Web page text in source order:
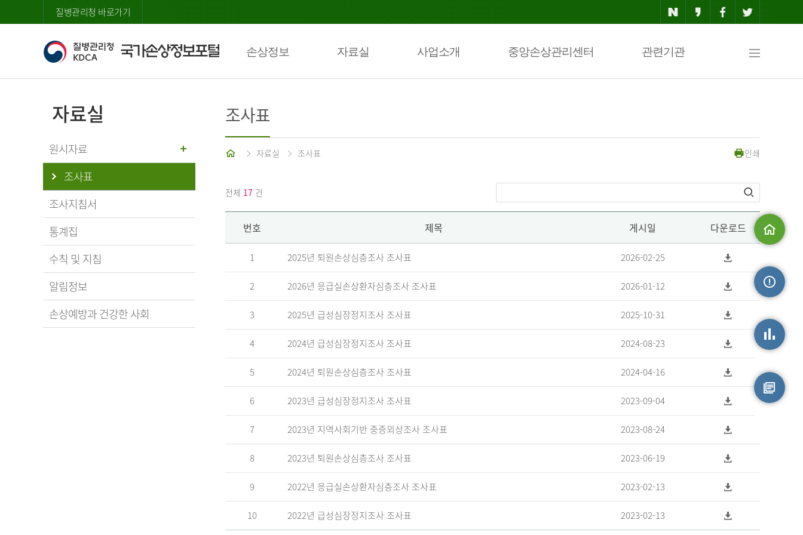
질병관리청 바로가기
손상정보 자료실 사업소개 중앙손상관리센터 관련기관
맵
자료실
원시자료
조사표
조사지침서
통계집
수칙 및 지침
알림정보
손상예방과 건강한 사회
조사표
홈 자료실 조사표 인쇄
전체 17 건
번호 제목 게시일 다운로드
1 2025년 퇴원손상심층조사 조사표 2026-02-25
2 2026년 응급실손상환자심층조사 조사표 2026-01-12
3 2025년 급성심장정지조사 조사표 2025-10-31
4 2024년 급성심장정지조사 조사표 2024-08-23
5 2024년 퇴원손상심층조사 조사표 2024-04-16
6 2023년 급성심장정지조사 조사표 2023-09-04
7 2023년 지역사회기반 중증외상조사 조사표 2023-08-24
8 2023년 퇴원손상심층조사 조사표 2023-06-19
9 2022년 응급실손상환자심층조사 조사표 2023-02-13
10 2022년 급성심장정지조사 조사표 2023-02-13